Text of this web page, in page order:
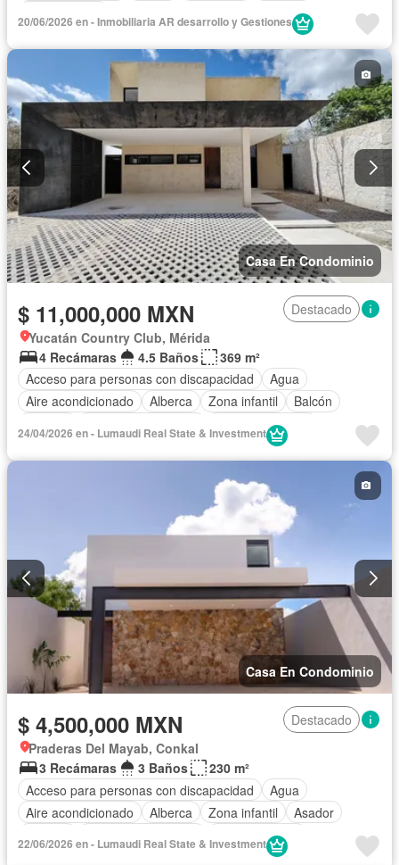
20/06/2026 en - Inmobiliaria AR desarrollo y Gestiones
Casa En Condominio
$ 11,000,000 MXN
Destacado
Yucatán Country Club, Mérida
4 Recámaras
4.5 Baños
369 m²
Acceso para personas con discapacidad
Agua
Aire acondicionado
Alberca Zona infantil
Balcón
Cocina equipada
Cuarto de servicio
Sala polivalente
Seguridad
24/04/2026 en - Lumaudi Real State & Investment
Casa En Condominio
$ 4,500,000 MXN
Destacado
Praderas Del Mayab, Conkal
3 Recámaras
3 Baños
230 m²
Acceso para personas con discapacidad
Agua
Aire acondicionado
Alberca Zona infantil
Asador
Cocina integral
Gimnasio Jardín
22/06/2026 en - Lumaudi Real State & Investment